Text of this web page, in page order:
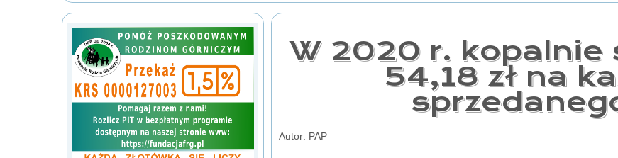
W 2020 r. kopalnie
54,18 zł na
Autor: PAP